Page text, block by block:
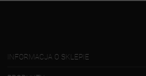
INFORMACJA O SKLEPIE